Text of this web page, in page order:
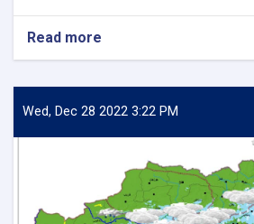
Read more
Wed, Dec 28 2022 3:22 PM